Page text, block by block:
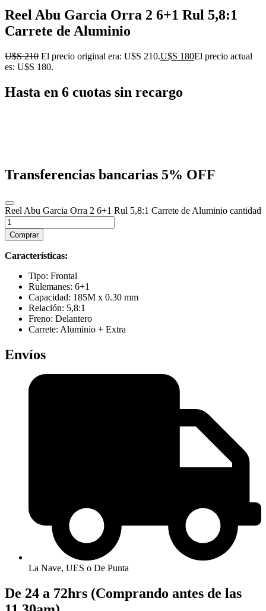
Reel Abu Garcia Orra 2 6+1 Rul 5,8:1
Carrete de Aluminio
U$S210 El precio original era: U$S 210.U$S 180El precio actual
es: U$S 180.
Hasta en 6 cuotas sin recargo
Transferencias bancarias 5% OFF
Reel Abu Garcia Orra 2 6+1 Rul 5,8:1 Carrete de Aluminio cantidad
Comprar
Características:
Tipo: Frontal
Rulemanes: 6+1
Capacidad: 185M x 0.30 mm
Relación: 5,8:1
Freno: Delantero
Carrete: Aluminio + Extra
Envíos
La Nave, UES o De Punta
De 24 a 72hrs (Comprando antes de las